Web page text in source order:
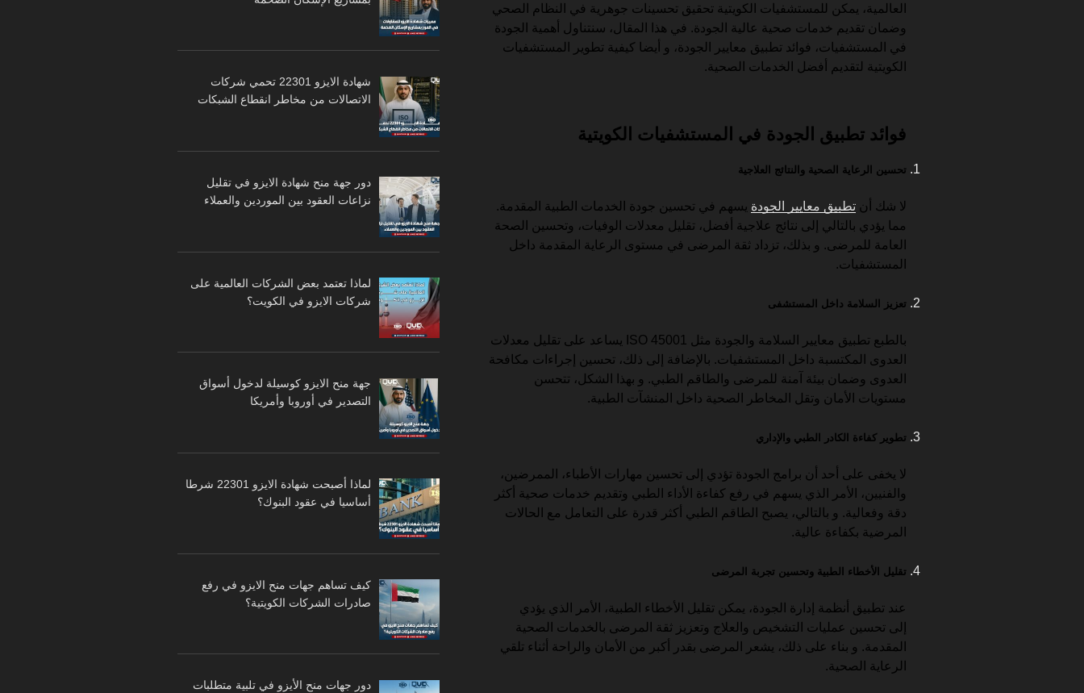
العالمية، يمكن للمستشفيات الكويتية تحقيق تحسينات جوهرية في النظام الصحي
وضمان تقديم خدمات صحية عالية الجودة. في هذا المقال، سنتناول أهمية الجودة
في المستشفيات، فوائد تطبيق معايير الجودة، و أيضا كيفية تطوير المستشفيات
الكويتية لتقديم أفضل الخدمات الصحية.
فوائد تطبيق الجودة في المستشفيات الكويتية
تحسين الرعاية الصحية والنتائج العلاجية
لا شك أن تطبيق معايير الجودة يسهم في تحسين جودة الخدمات الطبية المقدمة.
مما يؤدي بالتالي إلى نتائج علاجية أفضل، تقليل معدلات الوفيات، وتحسين الصحة
العامة للمرضى. و بذلك، تزداد ثقة المرضى في مستوى الرعاية المقدمة داخل
المستشفيات.
تعزيز السلامة داخل المستشفى
بالطبع تطبيق معايير السلامة والجودة مثل ISO 45001 يساعد على تقليل معدلات
العدوى المكتسبة داخل المستشفيات. بالإضافة إلى ذلك، تحسين إجراءات مكافحة
العدوى وضمان بيئة آمنة للمرضى والطاقم الطبي. و بهذا الشكل، تتحسن
مستويات الأمان وتقل المخاطر الصحية داخل المنشآت الطبية.
تطوير كفاءة الكادر الطبي والإداري
لا يخفى على أحد أن برامج الجودة تؤدي إلى تحسين مهارات الأطباء، الممرضين،
والفنيين، الأمر الذي يسهم في رفع كفاءة الأداء الطبي وتقديم خدمات صحية أكثر
دقة وفعالية. و بالتالي، يصبح الطاقم الطبي أكثر قدرة على التعامل مع الحالات
المرضية بكفاءة عالية.
تقليل الأخطاء الطبية وتحسين تجربة المرضى
عند تطبيق أنظمة إدارة الجودة، يمكن تقليل الأخطاء الطبية، الأمر الذي يؤدي
إلى تحسين عمليات التشخيص والعلاج وتعزيز ثقة المرضى بالخدمات الصحية
المقدمة. و بناء على ذلك، يشعر المرضى بقدر أكبر من الأمان والراحة أثناء تلقي
الرعاية الصحية.
شهادة الايزو 22301 تحمي شركات
الاتصالات من مخاطر انقطاع الشبكات
دور جهة منح شهادة الايزو في تقليل
نزاعات العقود بين الموردين والعملاء
لماذا تعتمد بعض الشركات العالمية على
شركات الايزو في الكويت؟
جهة منح الايزو كوسيلة لدخول أسواق
التصدير في أوروبا وأمريكا
لماذا أصبحت شهادة الايزو 22301 شرطا
أساسيا في عقود البنوك؟
كيف تساهم جهات منح الايزو في رفع
صادرات الشركات الكويتية؟
دور جهات منح الأيزو في تلبية متطلبات